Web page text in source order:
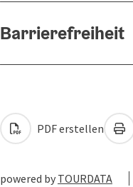
Barrierefreiheit
PDF erstellen
powered by TOURDATA